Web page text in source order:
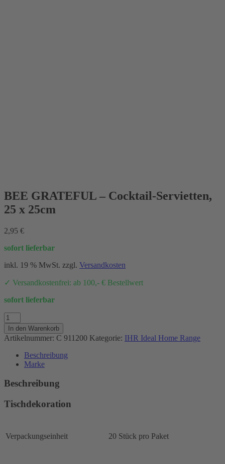
BEE GRATEFUL – Cocktail-Servietten,
25 x 25cm
2,95 €
sofort lieferbar
inkl. 19 % MwSt. zzgl. Versandkosten
✓ Versandkostenfrei: ab 100,- € Bestellwert
sofort lieferbar
BEE
GRATEFUL
-
Cocktail-
Servietten,
25cm
Menge
In den Warenkorb
Artikelnummer: C 911200 Kategorie: IHR Ideal Home Range
Beschreibung
Marke
Beschreibung
Tischdekoration
Verpackungseinheit 20 Stück pro Paket